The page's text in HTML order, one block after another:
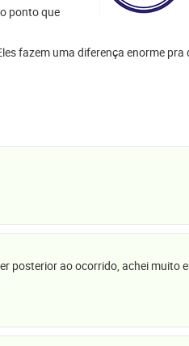
ponto que
fazem uma diferença enorme pra
posterior ao ocorrido, achei muito